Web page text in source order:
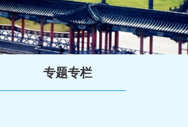
专题专栏